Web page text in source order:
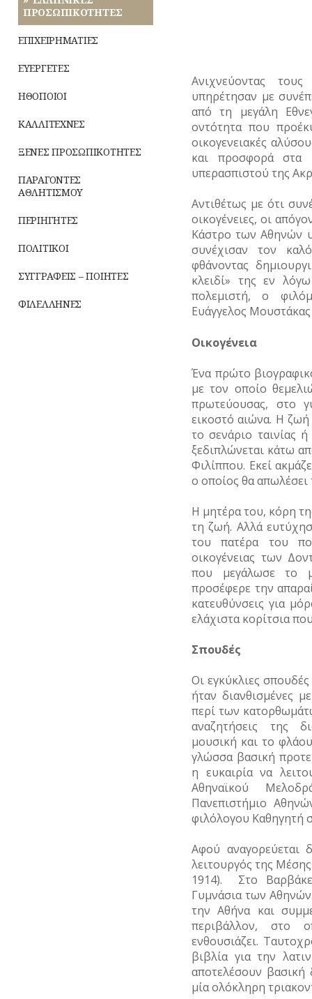
ΡΕΜΑΤΑ
ΣΥΓΚΟΙΝΩΝΙΕΣ
ΣΥΛΛΟΓΟΙ-
ΠΟΛΗΣ
ΤΕΧΝΟΛΟΓΙΑ
ΚΥΚΛΟΦΟΡΙΑ
Μύθοι
Παραδόσεις
Παροιμίες
Αινίγματα
ΤΟΥΡΙΣΜΟΣ
ΠΡΟΣΩΠΙΚΟΤΗΤΕΣ
ΕΠΙΧΕΙΡΗΜΑΤΙΕΣ
ΕΥΕΡΓΕΤΕΣ
ΗΘΟΠΟΙΟΙ
ΚΑΛΛΙΤΕΧΝΕΣ
ΞΕΝΕΣ ΠΡΟΣΩΠΙΚΟΤΗΤΕΣ
ΠΑΡΑΓΟΝΤΕΣ
ΑΘΛΗΤΙΣΜΟΥ
ΠΕΡΙΗΓΗΤΕΣ
ΠΟΛΙΤΙΚΟΙ
ΣΥΓΓΡΑΦΕΙΣ – ΠΟΙΗΤΕΣ
ΦΙΛΕΛΛΗΝΕΣ
Ανιχνεύοντας
υπηρέτησαν με
από τη μεγάλη
οντότητα που
οικογενειακές
και προσφορά στα
υπερασπιστού της
Αντιθέτως με ότι
οικογένειες, οι
Κάστρο των Αθηνών
συνέχισαν τον
φθάνοντας
κλειδί» της εν
πολεμιστή, ο
Ευάγγελος
Οικογένεια
Ένα πρώτο
με τον οποίο
πρωτεύουσας, στο
εικοστό αιώνα. Η
το σενάριο ταινίας
ξεδιπλώνεται κάτω
Φιλίππου. Εκεί
ο οποίος θα απωλέσει
Η μητέρα του, κόρη
τη ζωή. Αλλά
του πατέρα του
οικογένειας των
που μεγάλωσε το
προσέφερε την
κατευθύνσεις για
ελάχιστα κορίτσια
Σπουδές
Οι εγκύκλιες
ήταν διανθισμένες
περί των
αναζητήσεις της
μουσική και το
γλώσσα βασική
η ευκαιρία να
Αθηναϊκού
Πανεπιστήμιο
φιλόλογου Καθηγητή
Αφού αναγορεύεται
λειτουργός της
1914). Στο
Γυμνάσια των
την Αθήνα και
περιβάλλον, στο
ενθουσιάζει.
βιβλία για την
αποτελέσουν βασική
μία ολόκληρη